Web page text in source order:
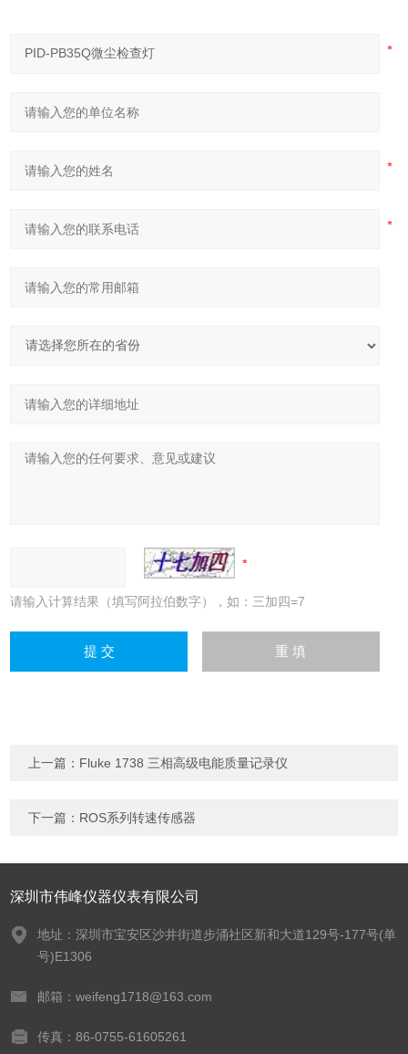
请输入计算结果（填写阿拉伯数字），如：三加四=7
上一篇： Fluke 1738 三相高级电能质量记录仪
下一篇： ROS系列转速传感器
深圳市伟峰仪器仪表有限公司
地址：深圳市宝安区沙井街道步涌社区新和大道129号-177号(单
号)E1306
邮箱：weifeng1718@163.com
传真：86-0755-61605261